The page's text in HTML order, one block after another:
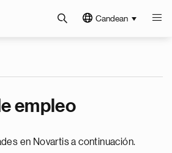
Candean
empleo
en Novartis a continuación.